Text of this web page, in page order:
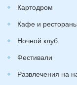
Картодром
Кафе и рестораны
Ночной клуб
Фестивали
Развлечения на